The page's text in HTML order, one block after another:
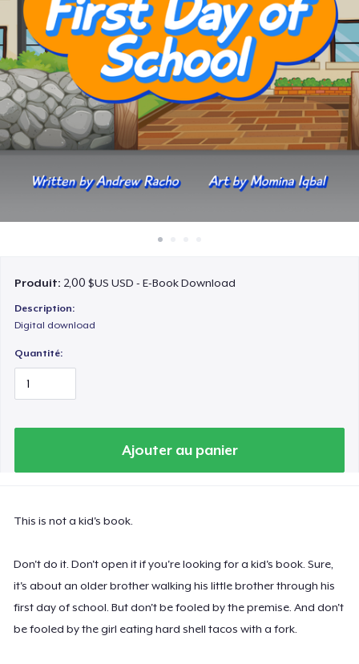
Vendez partout
Vendre n'importe quoi
Produit: 2,00 $US USD - E-Book Download
Description:
Digital download
Quantité:
Ajouter au panier
This is not a kid's book.
Don't do it. Don't open it if you're looking for a kid's book. Sure,
it's about an older brother walking his little brother through his
first day of school. But don't be fooled by the premise. And don't
be fooled by the girl eating hard shell tacos with a fork.